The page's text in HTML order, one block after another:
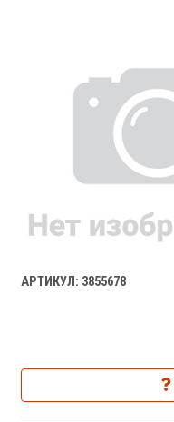
АРТИКУЛ: 3855678